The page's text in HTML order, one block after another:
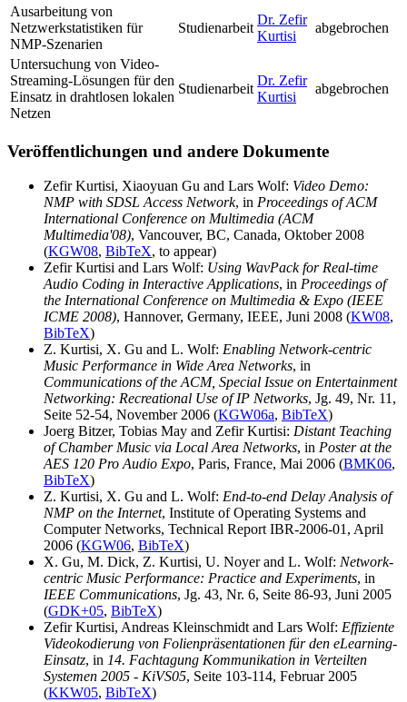
Ausarbeitung von
Netzwerkstatistiken für
NMP-Szenarien
Studienarbeit
Dr. Zefir
Kurtisi
abgebrochen
Untersuchung von Video-
Streaming-Lösungen für den
Einsatz in drahtlosen lokalen
Netzen
Studienarbeit
Dr. Zefir
Kurtisi
abgebrochen
Veröffentlichungen und andere Dokumente
Zefir Kurtisi, Xiaoyuan Gu and Lars Wolf: Video Demo:
NMP with SDSL Access Network, in Proceedings of ACM
International Conference on Multimedia (ACM
Multimedia'08), Vancouver, BC, Canada, Oktober 2008
(KGW08, BibTeX, to appear)
Zefir Kurtisi and Lars Wolf: Using WavPack for Real-time
Audio Coding in Interactive Applications, in Proceedings of
the International Conference on Multimedia & Expo (IEEE
ICME 2008), Hannover, Germany, IEEE, Juni 2008 (KW08,
BibTeX)
Z. Kurtisi, X. Gu and L. Wolf: Enabling Network-centric
Music Performance in Wide Area Networks, in
Communications of the ACM, Special Issue on Entertainment
Networking: Recreational Use of IP Networks, Jg. 49, Nr. 11,
Seite 52-54, November 2006 (KGW06a, BibTeX)
Joerg Bitzer, Tobias May and Zefir Kurtisi: Distant Teaching
of Chamber Music via Local Area Networks, in Poster at the
AES 120 Pro Audio Expo, Paris, France, Mai 2006 (BMK06,
BibTeX)
Z. Kurtisi, X. Gu and L. Wolf: End-to-end Delay Analysis of
NMP on the Internet, Institute of Operating Systems and
Computer Networks, Technical Report IBR-2006-01, April
2006 (KGW06, BibTeX)
X. Gu, M. Dick, Z. Kurtisi, U. Noyer and L. Wolf: Network-
centric Music Performance: Practice and Experiments, in
IEEE Communications, Jg. 43, Nr. 6, Seite 86-93, Juni 2005
(GDK+05, BibTeX)
Zefir Kurtisi, Andreas Kleinschmidt and Lars Wolf: Effiziente
Videokodierung von Folienpräsentationen für den eLearning-
Einsatz, in 14. Fachtagung Kommunikation in Verteilten
Systemen 2005 - KiVS05, Seite 103-114, Februar 2005
(KKW05, BibTeX)